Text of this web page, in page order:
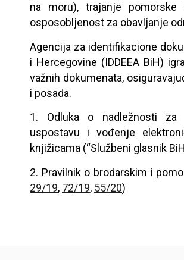
na moru), trajanje
osposobljenost za obavljanje
Agencija za identifikacione
i Hercegovine (IDDEEA BiH)
važnih dokumenata,
i posada.
1. Odluka o nadležnosti za
uspostavu i vođenje
knjižicama (“Službeni glasnik
2. Pravilnik o brodarskim i
29/19, 72/19, 55/20)